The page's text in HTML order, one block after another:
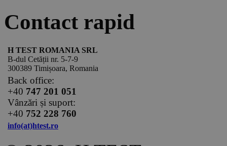
Contact rapid
H TEST ROMANIA SRL
B-dul Cetății nr. 5-7-9
300389 Timișoara, Romania
Back office:
+40 747 201 051
Vânzări și suport:
+40 752 228 760
info(at)htest.ro